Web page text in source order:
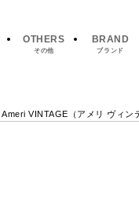
OTHERS
その他
BRAND
ブランド
Ameri VINTAGE（アメリ ヴィン